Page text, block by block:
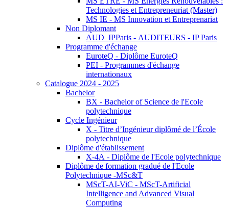
Technologies et Entrepreneuriat (Master)
MS IE - MS Innovation et Entreprenariat
Non Diplomant
AUD_IPParis - AUDITEURS - IP Paris
Programme d'échange
EuroteQ - Diplôme EuroteQ
PEI - Programmes d'échange
internationaux
Catalogue 2024 - 2025
Bachelor
BX - Bachelor of Science de l'Ecole
polytechnique
Cycle Ingénieur
X - Titre d’Ingénieur diplômé de l’École
polytechnique
Diplôme d'établissement
X-4A - Diplôme de l'Ecole polytechnique
Diplôme de formation gradué de l'Ecole
Polytechnique -MSc&T
MScT-AI-ViC - MScT-Artificial
Intelligence and Advanced Visual
Computing